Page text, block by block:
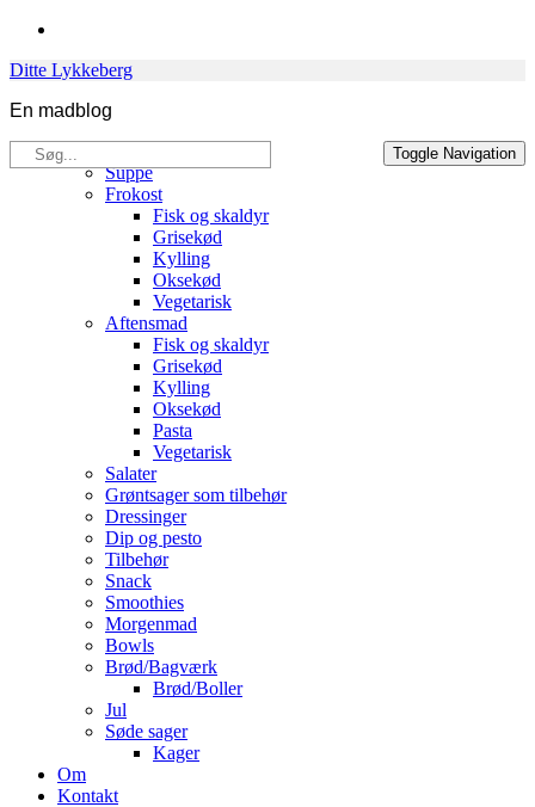
Skip
content
Ditte Lykkeberg
En madblog
Søg
efter:
Toggle Navigation
Opskrifter
Suppe
Frokost
Fisk og skaldyr
Grisekød
Kylling
Oksekød
Vegetarisk
Aftensmad
Fisk og skaldyr
Grisekød
Kylling
Oksekød
Pasta
Vegetarisk
Salater
Grøntsager som tilbehør
Dressinger
Dip og pesto
Tilbehør
Snack
Smoothies
Morgenmad
Bowls
Brød/Bagværk
Brød/Boller
Jul
Søde sager
Kager
Om
Kontakt